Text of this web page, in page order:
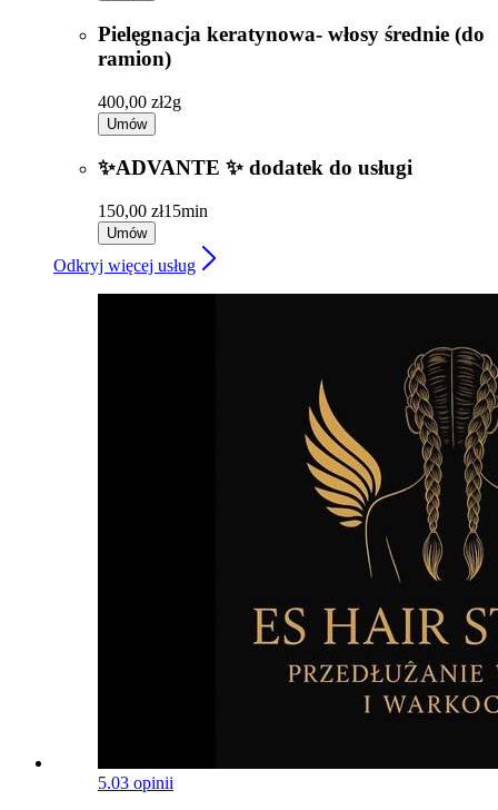
Pielęgnacja keratynowa- włosy średnie (do
ramion)
400,00 zł2g
Umów
✨ADVANTE ✨ dodatek do usługi
150,00 zł15min
Umów
Odkryj więcej usług
5.03 opinii